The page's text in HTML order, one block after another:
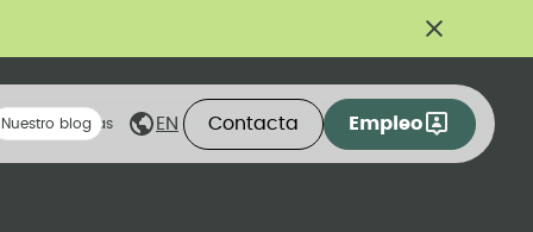
compartidas
Nuestro blog EN Contacta Empleo